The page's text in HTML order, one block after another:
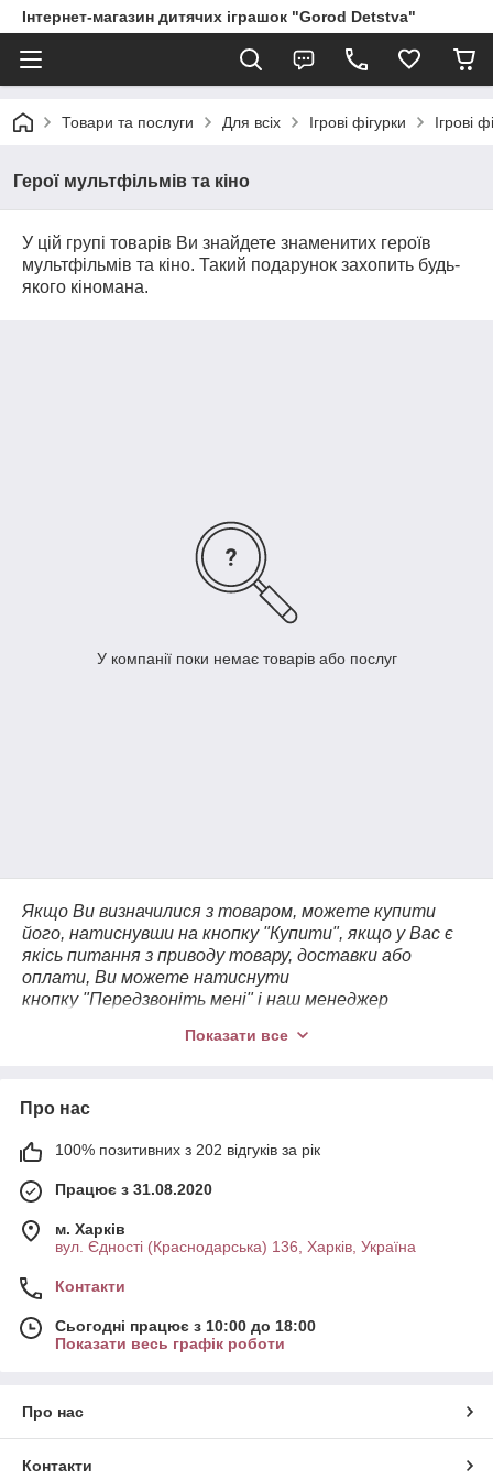
Інтернет-магазин дитячих іграшок "Gorod Detstva"
Товари та послуги Для всіх Ігрові фігурки Ігрові
Герої мультфільмів та кіно
У цій групі товарів Ви знайдете знаменитих героїв
мультфільмів та кіно. Такий подарунок захопить будь-
якого кіномана.
У компанії поки немає товарів або послуг
Якщо Ви визначилися з товаром, можете купити
його, натиснувши на кнопку "Купити", якщо у Вас є
якісь питання з приводу товару, доставки або
оплати, Ви можете натиснути
кнопку "Передзвоніть мені" і наш менеджер
Показати все
Про нас
100% позитивних з 202 відгуків за рік
Працює з 31.08.2020
м. Харків
вул. Єдності (Краснодарська) 136, Харків, Україна
Контакти
Сьогодні працює з 10:00 до 18:00
Показати весь графік роботи
Про нас
Контакти